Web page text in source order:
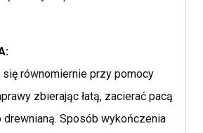
się równomiernie przy pomocy
zbierając łatą, zacierać pacą
drewnianą. Sposób wykończenia